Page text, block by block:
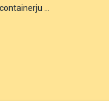
...